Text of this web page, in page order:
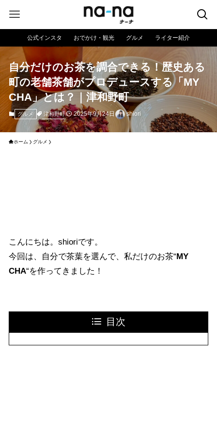
公式インスタ おでかけ・観光 グルメ ライター紹介
自分だけのお茶を調合できる！歴史ある
町の老舗茶舗がプロデュースする「MY
CHA」とは？｜津和野町
グルメ 津和野町 2025年9月24日 shiori
ホーム グルメ
こんにちは。shioriです。
今回は、自分で茶葉を選んで、私だけのお茶“MY
CHA“を作ってきました！
目次